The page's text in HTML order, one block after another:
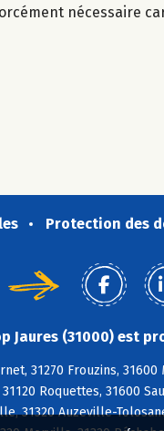
nécessaire
Protection des
Jaures (31000) est
31270 Frouzins,
Roquettes, 31600
31320 Auzeville-